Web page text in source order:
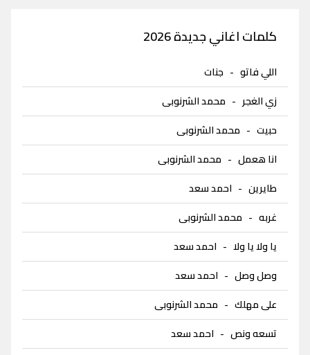
كلمات اغاني جديدة 2026
اللي فاتو - جنات
زي الغجر - محمد الشرنوبى
حبيت - محمد الشرنوبى
انا هعمل - محمد الشرنوبى
طايرين - احمد سعد
غربه - محمد الشرنوبى
يا ولا يا ولا - احمد سعد
وصل وصل - احمد سعد
على مهلك - محمد الشرنوبى
تسعه ونص - احمد سعد